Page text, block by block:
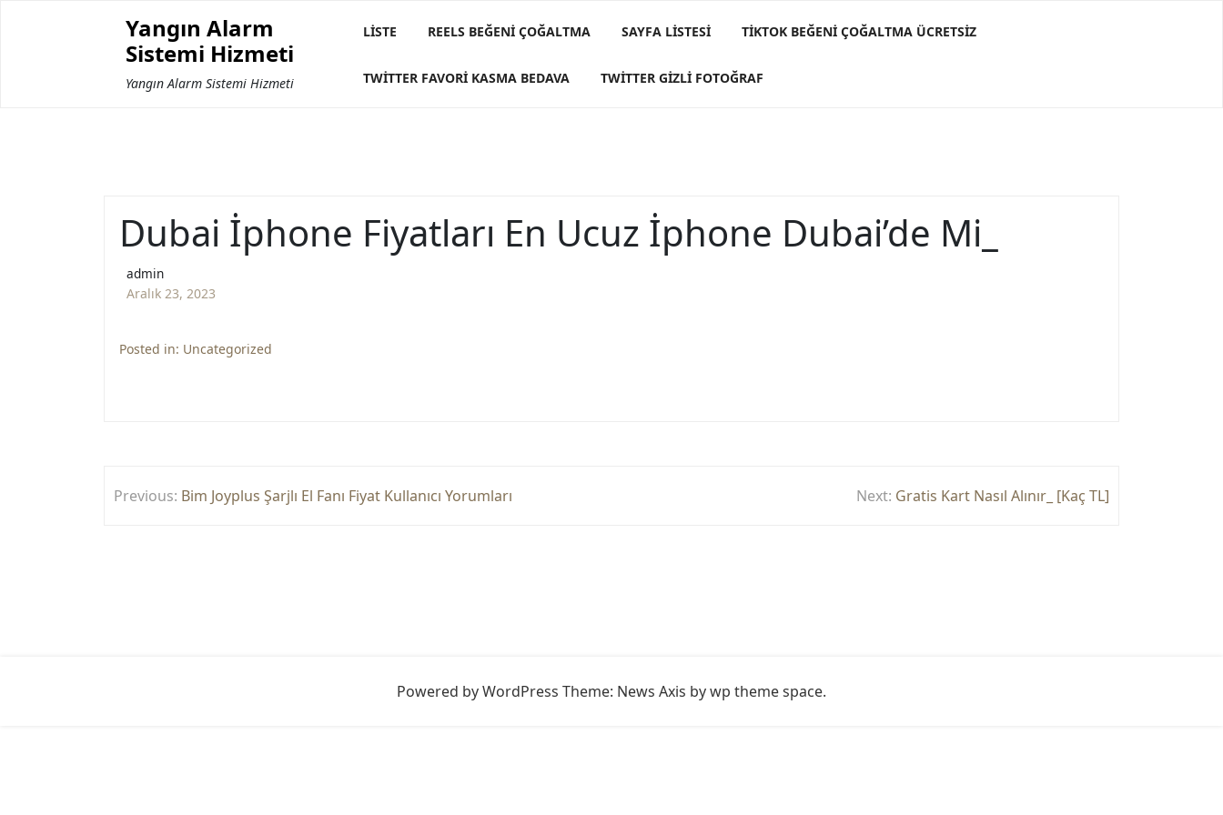
Yangın Alarm
Sistemi Hizmeti
Yangın Alarm Sistemi Hizmeti
LISTE REELS BEĞENI ÇOĞALTMA SAYFA LISTESI TIKTOK BEĞENI ÇOĞALTMA ÜCRETSIZ
TWITTER FAVORI KASMA BEDAVA TWITTER GIZLI FOTOĞRAF
Dubai İphone Fiyatları En Ucuz İphone Dubai’de Mi_
admin
Aralık 23, 2023
Posted in: Uncategorized
Yazı
gezinmesi
Previous: Bim Joyplus Şarjlı El Fanı Fiyat Kullanıcı Yorumları Next: Gratis Kart Nasıl Alınır_ [Kaç TL]
Powered by WordPress Theme: News Axis bywp theme space.